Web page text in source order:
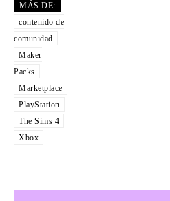
MÁS DE:
contenido de
comunidad
Maker
Packs
Marketplace
PlayStation
The Sims 4
Xbox